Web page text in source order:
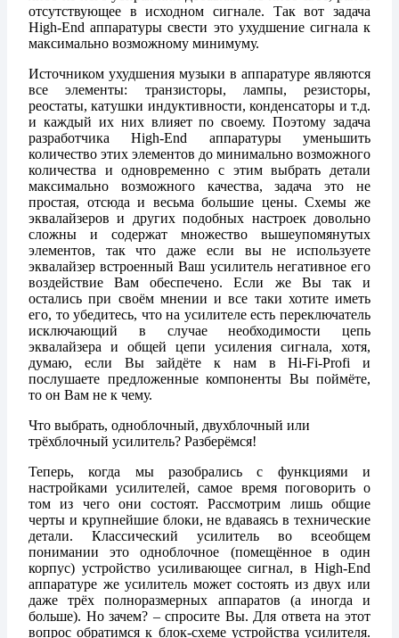
отсутствующее в исходном сигнале. Так вот задача
High-End аппаратуры свести это ухудшение сигнала к
максимально возможному минимуму.
Источником ухудшения музыки в аппаратуре являются
все элементы: транзисторы, лампы, резисторы,
реостаты, катушки индуктивности, конденсаторы и т.д.
и каждый их них влияет по своему. Поэтому задача
разработчика High-End аппаратуры уменьшить
количество этих элементов до минимально возможного
количества и одновременно с этим выбрать детали
максимально возможного качества, задача это не
простая, отсюда и весьма большие цены. Схемы же
эквалайзеров и других подобных настроек довольно
сложны и содержат множество вышеупомянутых
элементов, так что даже если вы не используете
эквалайзер встроенный Ваш усилитель негативное его
воздействие Вам обеспечено. Если же Вы так и
остались при своём мнении и все таки хотите иметь
его, то убедитесь, что на усилителе есть переключатель
исключающий в случае необходимости цепь
эквалайзера и общей цепи усиления сигнала, хотя,
думаю, если Вы зайдёте к нам в Hi-Fi-Profi и
послушаете предложенные компоненты Вы поймёте,
то он Вам не к чему.
Что выбрать, одноблочный, двухблочный или
трёхблочный усилитель? Разберёмся!
Теперь, когда мы разобрались с функциями и
настройками усилителей, самое время поговорить о
том из чего они состоят. Рассмотрим лишь общие
черты и крупнейшие блоки, не вдаваясь в технические
детали. Классический усилитель во всеобщем
понимании это одноблочное (помещённое в один
корпус) устройство усиливающее сигнал, в High-End
аппаратуре же усилитель может состоять из двух или
даже трёх полноразмерных аппаратов (а иногда и
больше). Но зачем? – спросите Вы. Для ответа на этот
вопрос обратимся к блок-схеме устройства усилителя.